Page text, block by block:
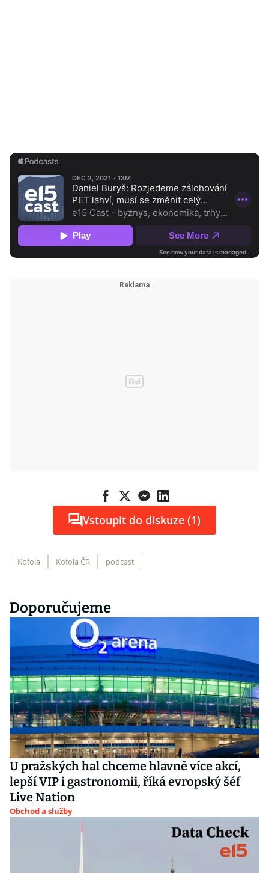
Vstoupit do diskuze (1)
Kofola Kofola ČR podcast
Doporučujeme
U pražských hal chceme hlavně více akcí,
lepší VIP i gastronomii, říká evropský šéf
Live Nation
Obchod a služby